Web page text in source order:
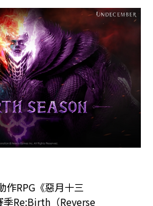
作RPG《惡月十三
季Re:Birth（Reverse